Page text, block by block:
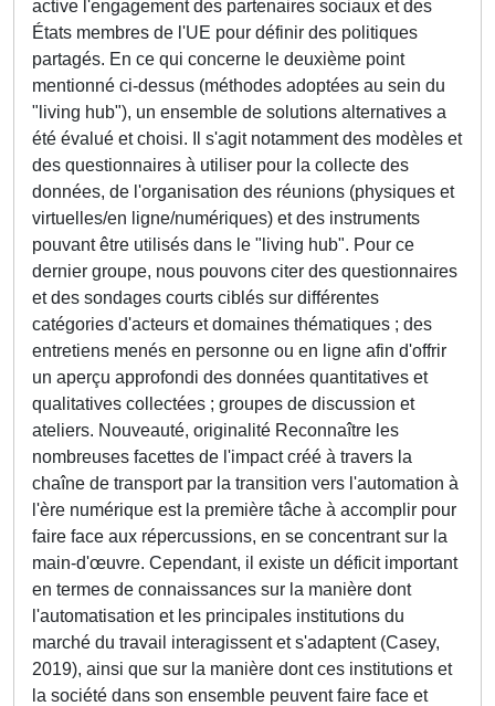
active l'engagement des partenaires sociaux et des
États membres de l'UE pour définir des politiques
partagés. En ce qui concerne le deuxième point
mentionné ci-dessus (méthodes adoptées au sein du
"living hub"), un ensemble de solutions alternatives a
été évalué et choisi. Il s'agit notamment des modèles et
des questionnaires à utiliser pour la collecte des
données, de l'organisation des réunions (physiques et
virtuelles/en ligne/numériques) et des instruments
pouvant être utilisés dans le "living hub". Pour ce
dernier groupe, nous pouvons citer des questionnaires
et des sondages courts ciblés sur différentes
catégories d'acteurs et domaines thématiques ; des
entretiens menés en personne ou en ligne afin d'offrir
un aperçu approfondi des données quantitatives et
qualitatives collectées ; groupes de discussion et
ateliers. Nouveauté, originalité Reconnaître les
nombreuses facettes de l'impact créé à travers la
chaîne de transport par la transition vers l'automation à
l'ère numérique est la première tâche à accomplir pour
faire face aux répercussions, en se concentrant sur la
main-d'œuvre. Cependant, il existe un déficit important
en termes de connaissances sur la manière dont
l'automatisation et les principales institutions du
marché du travail interagissent et s'adaptent (Casey,
2019), ainsi que sur la manière dont ces institutions et
la société dans son ensemble peuvent faire face et